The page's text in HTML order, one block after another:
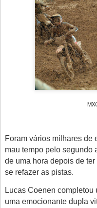
Foram vários milhares de
mau tempo pelo segundo
de uma hora depois de
se refazer as pistas.
Lucas Coenen completou
uma emocionante dupla